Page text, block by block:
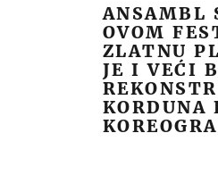
ANSAMBL
OVOM
ZLATNU
JE I VEĆI
KORDUNA